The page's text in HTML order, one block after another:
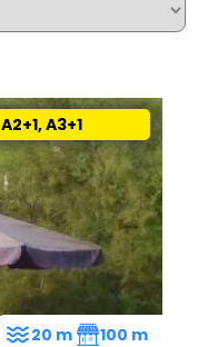
PODSTRANA
A2+1, A3+1
20 m 100 m